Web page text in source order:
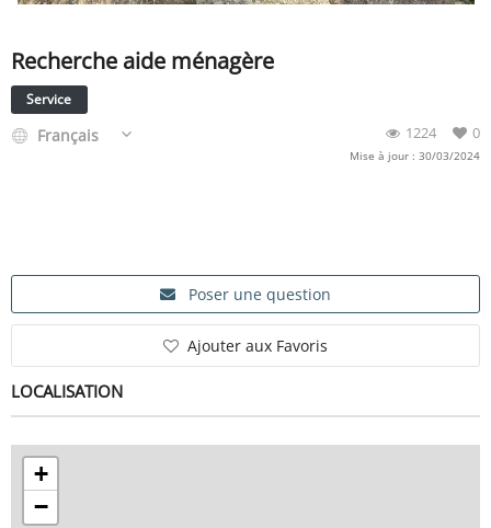
Recherche aide ménagère
Service
0
1224
Français
Mise à jour : 30/03/2024
Poser une question
Ajouter aux Favoris
LOCALISATION
+
−